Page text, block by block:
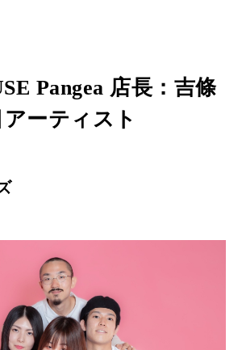
Pangea 店長：吉條
ーティスト